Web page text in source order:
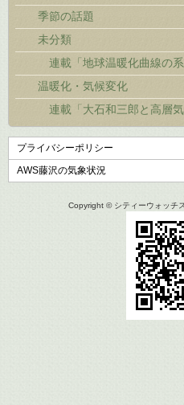
季節の話題
未分類
連載「地球温暖化曲線の系
温暖化・気候変化
連載「大石和三郎と高層気
プライバシーポリシー
AWS藤沢の気象状況
Copyright © シティーウォッチ